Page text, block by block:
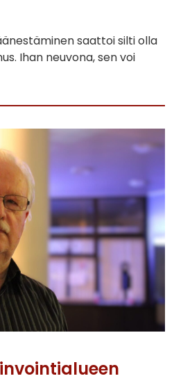
saattoi silti olla
Ihan neuvona, sen voi